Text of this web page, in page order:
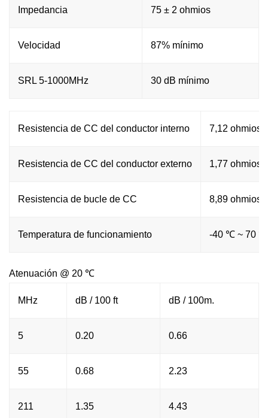
Impedancia 75 ± 2 ohmios
Velocidad 87% mínimo
SRL 5-1000MHz 30 dB mínimo
Resistencia de CC del conductor interno 7,12 ohmios /
Resistencia de CC del conductor externo 1,77 ohmios /
Resistencia de bucle de CC 8,89 ohmios /
Temperatura de funcionamiento -40 ℃ ~ 70 ℃
Atenuación @ 20 ℃
MHz dB / 100 ft dB / 100m.
5 0.20 0.66
55 0.68 2.23
211 1.35 4.43